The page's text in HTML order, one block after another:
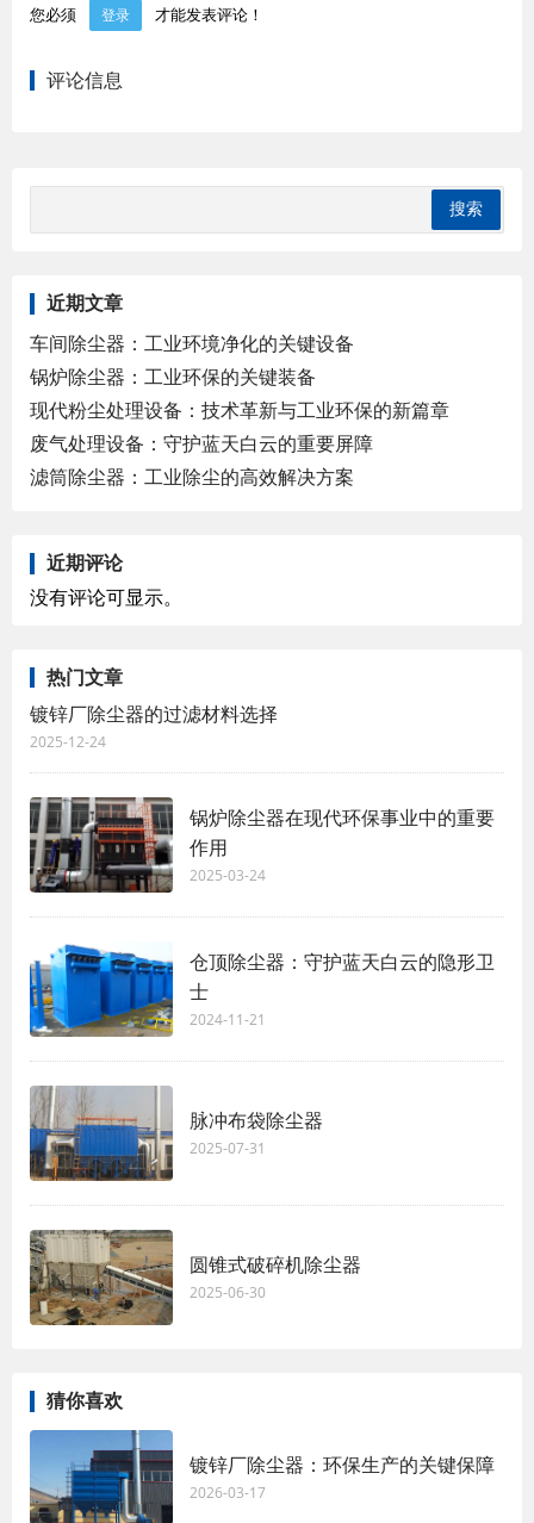
您必须 登录 才能发表评论！
评论信息
近期文章
车间除尘器：工业环境净化的关键设备
锅炉除尘器：工业环保的关键装备
现代粉尘处理设备：技术革新与工业环保的新篇章
废气处理设备：守护蓝天白云的重要屏障
滤筒除尘器：工业除尘的高效解决方案
近期评论
没有评论可显示。
热门文章
镀锌厂除尘器的过滤材料选择
2025-12-24
锅炉除尘器在现代环保事业中的重要
作用
2025-03-24
仓顶除尘器：守护蓝天白云的隐形卫
士
2024-11-21
脉冲布袋除尘器
2025-07-31
圆锥式破碎机除尘器
2025-06-30
猜你喜欢
镀锌厂除尘器：环保生产的关键保障
2026-03-17